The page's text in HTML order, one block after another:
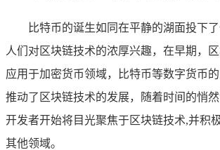
比特币的诞生如同在平静的湖面投下
人们对区块链技术的浓厚兴趣，在早期，
应用于加密货币领域，比特币等数字货币
推动了区块链技术的发展，随着时间的悄
开发者开始将目光聚焦于区块链技术,并积
其他领域。